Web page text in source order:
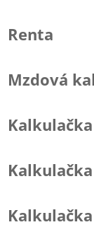
Renta
Mzdová